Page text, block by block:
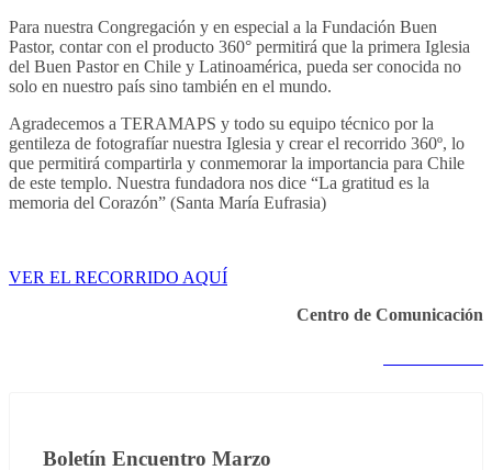
Para nuestra Congregación y en especial a la Fundación Buen
Pastor, contar con el producto 360° permitirá que la primera Iglesia
del Buen Pastor en Chile y Latinoamérica, pueda ser conocida no
solo en nuestro país sino también en el mundo.
Agradecemos a TERAMAPS y todo su equipo técnico por la
gentileza de fotografíar nuestra Iglesia y crear el recorrido 360º, lo
que permitirá compartirla y conmemorar la importancia para Chile
de este templo. Nuestra fundadora nos dice “La gratitud es la
memoria del Corazón” (Santa María Eufrasia)
VER EL RECORRIDO AQUÍ
Centro de Comunicación
Boletín Encuentro Marzo